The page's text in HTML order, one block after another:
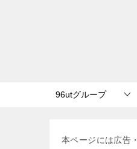
96utグループ
本ページには広告